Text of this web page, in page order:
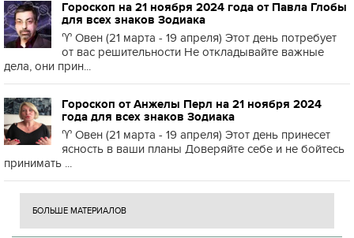
Гороскоп на 21 ноября 2024 года от Павла Глобы
для всех знаков Зодиака
♈️ Овен (21 марта - 19 апреля) Этот день потребует
от вас решительности Не откладывайте важные
дела, они прин...
Гороскоп от Анжелы Перл на 21 ноября 2024
года для всех знаков Зодиака
♈️ Овен (21 марта - 19 апреля) Этот день принесет
ясность в ваши планы Доверяйте себе и не бойтесь
принимать ...
БОЛЬШЕ МАТЕРИАЛОВ